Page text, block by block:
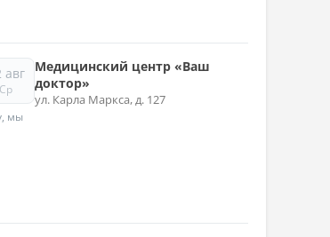
авг
Ср
мы
Медицинский центр «Ваш
доктор»
ул. Карла Маркса, д. 127